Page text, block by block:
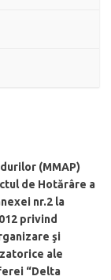
(MMAP)
de Hotărâre a
nr.2 la
privind
şi
ale
“Delta